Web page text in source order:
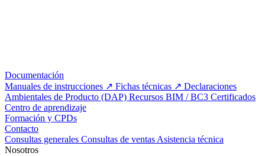
Documentación
Manuales de instrucciones
Fichas técnicas
Declaraciones
Ambientales de Producto (DAP) Recursos BIM / BC3 Certificados
Centro de aprendizaje
Formación y CPDs
Contacto
Consultas generales Consultas de ventas Asistencia técnica
Nosotros